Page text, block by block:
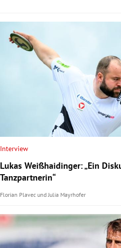
Untermenü
Untermenü
Untermenü
Interview
Lukas Weißhaidinger: „Ein
Tanzpartnerin“
Florian Plavec und Julia Mayrhofer